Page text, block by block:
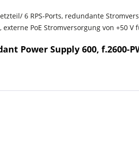
6 RPS-Ports, redundante
PoE Stromversorgung von +50 V
Power Supply 600, f.2600-